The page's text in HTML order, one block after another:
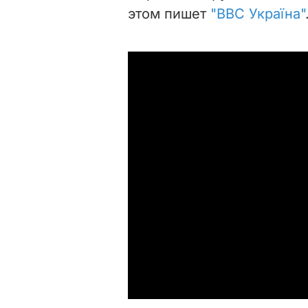
этом пишет "ВВС Україна".